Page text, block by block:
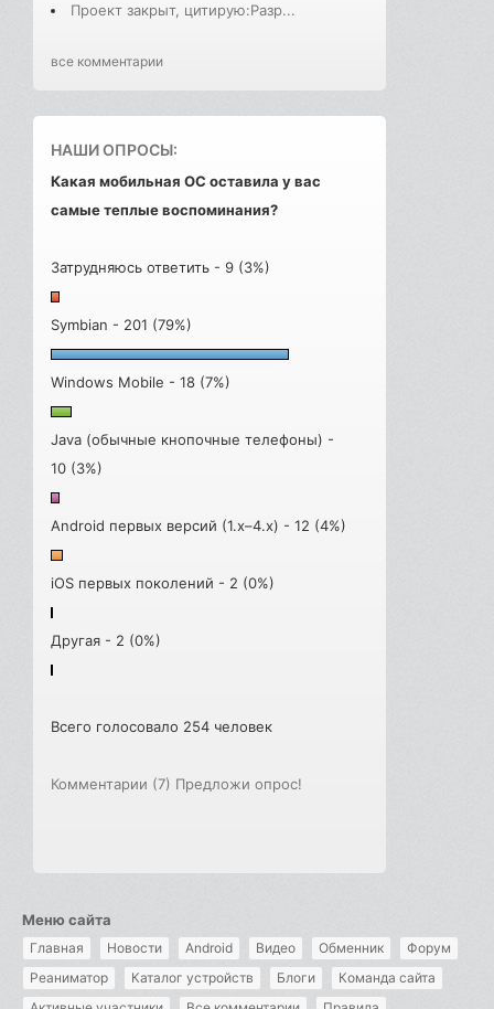
Проект закрыт, цитирую:Разр...
все комментарии
НАШИ ОПРОСЫ:
Какая мобильная ОС оставила у вас
самые теплые воспоминания?
Затрудняюсь ответить - 9 (3%)
Symbian - 201 (79%)
Windows Mobile - 18 (7%)
Java (обычные кнопочные телефоны) -
10 (3%)
Android первых версий (1.x–4.x) - 12 (4%)
iOS первых поколений - 2 (0%)
Другая - 2 (0%)
Всего голосовало 254 человек
Комментарии (7) Предложи опрос!
Меню сайта
Главная Новости Android Видео Обменник
Форум
Реаниматор
Каталог устройств Блоги
Команда сайта